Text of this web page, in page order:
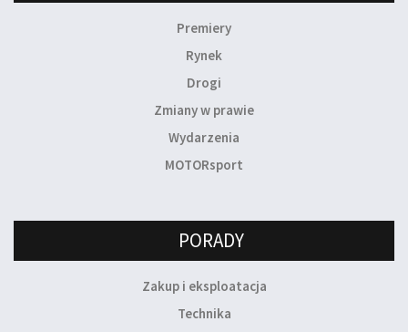
Premiery
Rynek
Drogi
Zmiany w prawie
Wydarzenia
MOTORsport
PORADY
Zakup i eksploatacja
Technika